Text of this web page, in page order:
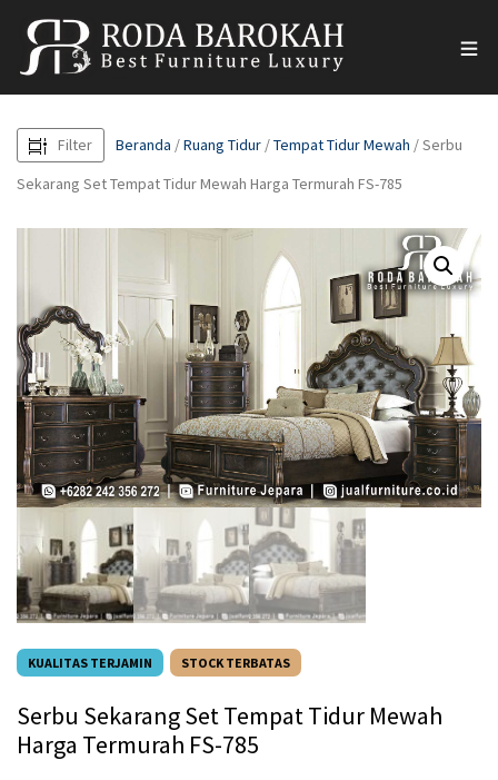
Filter Beranda /Ruang Tidur /Tempat Tidur Mewah / Serbu
Sekarang Set Tempat Tidur Mewah Harga Termurah FS-785
KUALITAS TERJAMIN STOCK TERBATAS
Serbu Sekarang Set Tempat Tidur Mewah
Harga Termurah FS-785